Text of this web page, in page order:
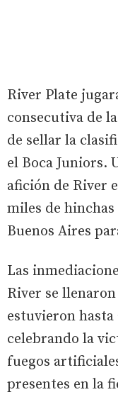
River Plate
consecutiva de
de sellar la
el Boca Juniors.
afición de River
miles de hinchas
Buenos Aires
Las
River se
estuvieron
celebrando la
fuegos
presentes en la